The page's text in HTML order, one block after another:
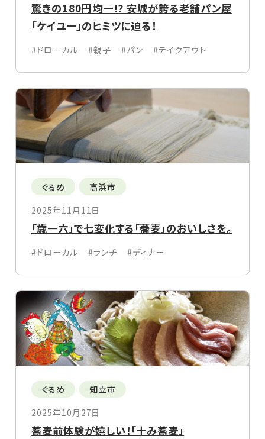
驚きの180円均一!? 安城が誇る老舗パン屋
「ケイユー」のヒミツに迫る！
#ドローカル #親子 #パン #テイクアウト
ぐるめ
高浜市
2025年11月11日
「歳一六」で七変化する「蕎麦」のおいしさを。
#ドローカル #ランチ #ディナー
ぐるめ
知立市
2025年10月27日
蕎麦前体験が嬉しい！「十み蕎麦」